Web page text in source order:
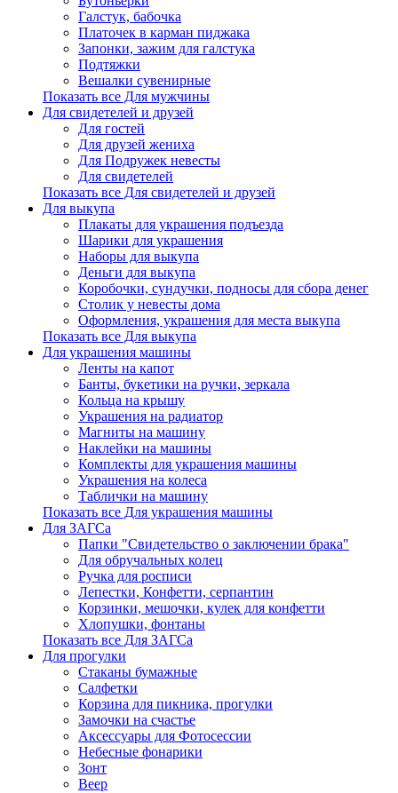
Галстук, бабочка
Платочек в карман пиджака
Запонки, зажим для галстука
Подтяжки
Вешалки сувенирные
Показать все Для мужчины
Для свидетелей и друзей
Для гостей
Для друзей жениха
Для Подружек невесты
Для свидетелей
Показать все Для свидетелей и друзей
Для выкупа
Плакаты для украшения подъезда
Шарики для украшения
Наборы для выкупа
Деньги для выкупа
Коробочки, сундучки, подносы для сбора денег
Столик у невесты дома
Оформления, украшения для места выкупа
Показать все Для выкупа
Для украшения машины
Ленты на капот
Банты, букетики на ручки, зеркала
Кольца на крышу
Украшения на радиатор
Магниты на машину
Наклейки на машины
Комплекты для украшения машины
Украшения на колеса
Таблички на машину
Показать все Для украшения машины
Для ЗАГСа
Папки "Свидетельство о заключении брака"
Для обручальных колец
Ручка для росписи
Лепестки, Конфетти, серпантин
Корзинки, мешочки, кулек для конфетти
Хлопушки, фонтаны
Показать все Для ЗАГСа
Для прогулки
Стаканы бумажные
Салфетки
Корзина для пикника, прогулки
Замочки на счастье
Аксессуары для Фотосессии
Небесные фонарики
Зонт
Веер